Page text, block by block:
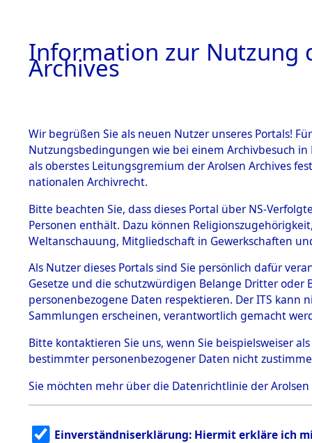
BESTÄNDE
1.
mente
5. Verschiedenes
5.3
Todesmärsche
5.3.1 Alliierte
Erhebungen
zu
Todesmärsch
en
5.3.2
g
Hessen→
0023
Information zur Nutzung
Archives
Wir begrüßen Sie als neuen Nutzer unseres Portals!
Nutzungsbedingungen wie bei einem Archivbesuch
als oberstes Leitungsgremium der Arolsen Archives
nationalen Archivrecht.
Bitte beachten Sie, dass dieses Portal über NS-
Personen enthält. Dazu können
Weltanschauung, Mitgliedschaft in Gewerkschaften
Als Nutzer dieses Portals sind Sie persönlich dafür
Gesetze und die schutzwürdigen Belange Dritter
personenbezogene Daten respektieren. Der ITS
Sammlungen erscheinen, verantwortlich gemacht
Bitte kontaktieren Sie uns, wenn Sie beispielsweiser
bestimmter personenbezogener Daten nicht
Sie möchten mehr über die Datenrichtlinie der Arolsen
Einverständniserklärung: Hiermit erkläre ich